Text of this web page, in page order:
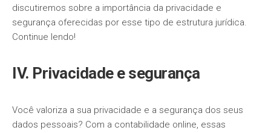
discutiremos sobre a importância da privacidade e
segurança oferecidas por esse tipo de estrutura jurídica.
Continue lendo!
IV. Privacidade e segurança
Você valoriza a sua privacidade e a segurança dos seus
dados pessoais? Com a contabilidade online, essas